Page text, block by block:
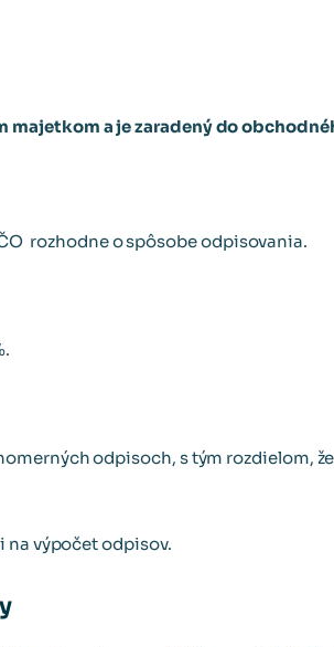
a je zaradený do
rozhodne o spôsobe odpisovania.
odpisoch, s tým rozdielom,
na výpočet odpisov.